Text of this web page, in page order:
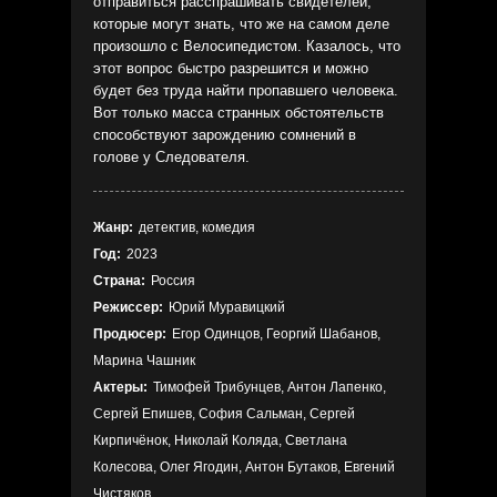
которые могут знать, что же на самом деле
произошло с Велосипедистом. Казалось, что
этот вопрос быстро разрешится и можно
будет без труда найти пропавшего человека.
Вот только масса странных обстоятельств
способствуют зарождению сомнений в
голове у Следователя.
Жанр: детектив, комедия
Год: 2023
Страна: Россия
Режиссер: Юрий Муравицкий
Продюсер: Егор Одинцов, Георгий Шабанов,
Марина Чашник
Актеры: Тимофей Трибунцев, Антон Лапенко,
Сергей Епишев, София Сальман, Сергей
Кирпичёнок, Николай Коляда, Светлана
Колесова, Олег Ягодин, Антон Бутаков, Евгений